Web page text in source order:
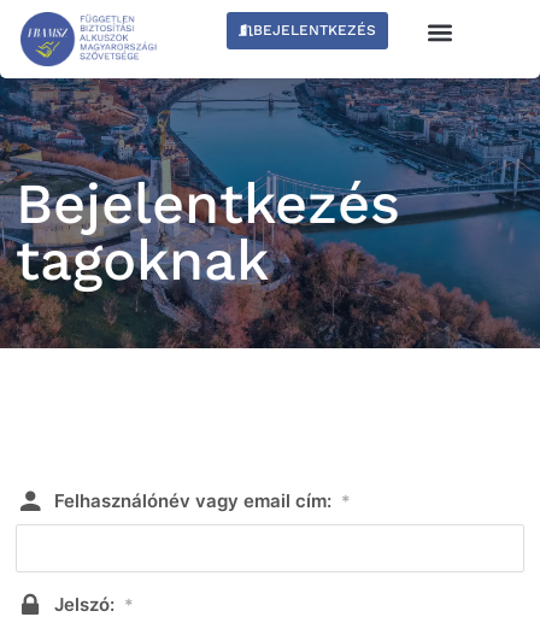
BEJELENTKEZÉS
Bejelentkezés
tagoknak
Felhasználónév vagy email cím: *
Jelszó: *